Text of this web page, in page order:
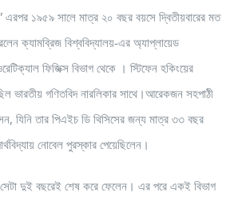
১৯৫৯ সালে মাত্র ২০ বছর বয়সে দ্বিতীয়বারের মত
ক্যামব্রিজ বিশ্ববিদ্যালয়-এর অ্যাপ্লায়েড
ফিজিক্স বিভাগ থেকে । স্টিফেন হকিংয়ের
ভারতীয় গণিতবিদ নারলিকার সাথে।আরেকজন সহপাঠী
যিনি তার পিএইচ ডি থিসিসের জন্য মাত্র ৩৩ বছর
নোবেল পুরস্কার পেয়েছিলেন।
দুই বছরেই শেষ করে ফেলেন। এর পরে একই বিভাগ